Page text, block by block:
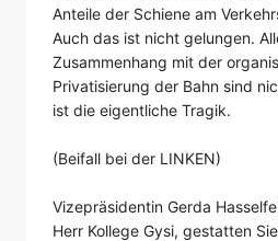
Anteile der Schiene am
Auch das ist nicht gelungen.
Zusammenhang mit der
Privatisierung der Bahn sind
ist die eigentliche Tragik.
(Beifall bei der LINKEN)
Vizepräsidentin Gerda
Herr Kollege Gysi, gestatten